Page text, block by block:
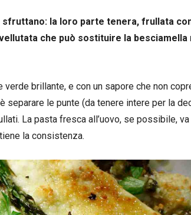
la loro parte tenera, frullata con
che può sostituire la besciamella
brillante, e con un sapore che non
separare le punte (da tenere intere per la
La pasta fresca all’uovo, se possibile,
la consistenza.